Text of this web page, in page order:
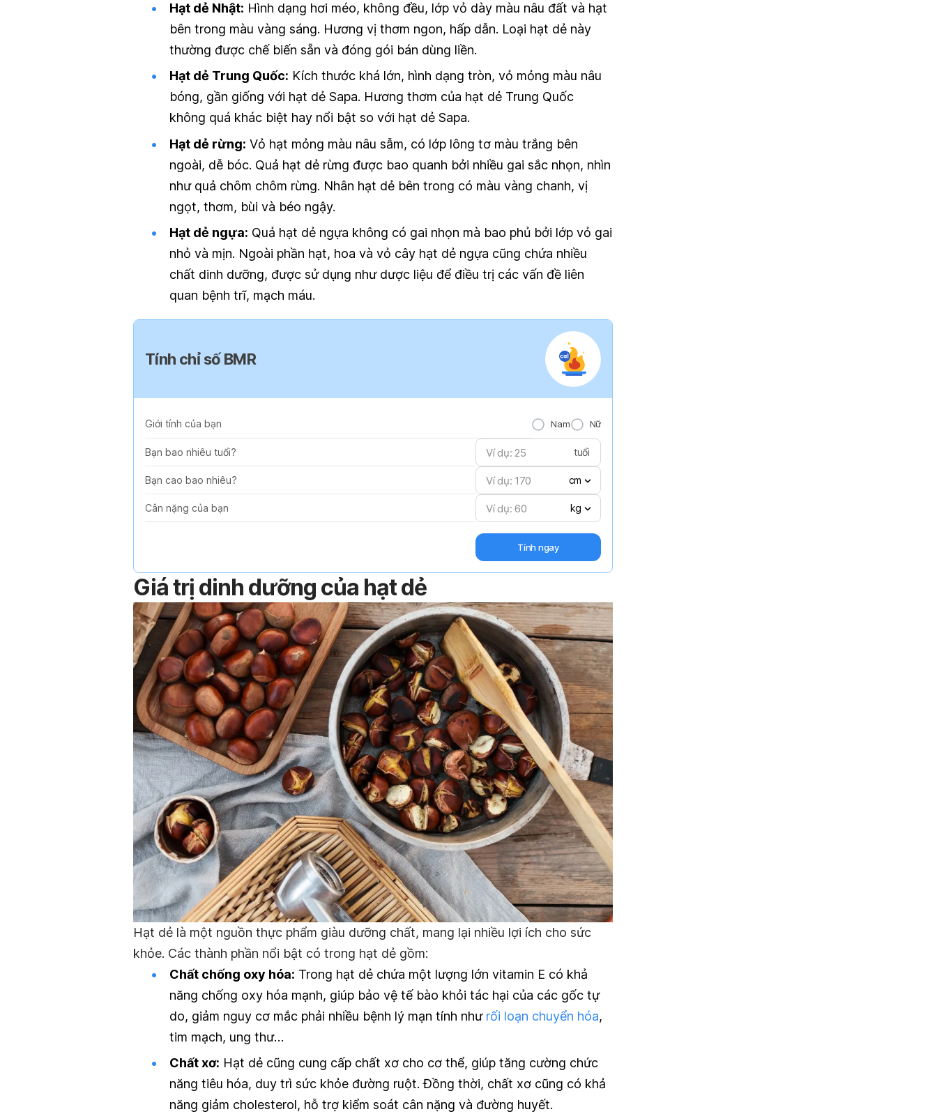
Hạt dẻ Nhật: Hình dạng hơi méo, không đều, lớp vỏ dày màu nâu đất và hạt
bên trong màu vàng sáng. Hương vị thơm ngon, hấp dẫn. Loại hạt dẻ này
thường được chế biến sẵn và đóng gói bán dùng liền.
Hạt dẻ Trung Quốc: Kích thước khá lớn, hình dạng tròn, vỏ mỏng màu nâu
bóng, gần giống với hạt dẻ Sapa. Hương thơm của hạt dẻ Trung Quốc
không quá khác biệt hay nổi bật so với hạt dẻ Sapa.
Hạt dẻ rừng: Vỏ hạt mỏng màu nâu sẫm, có lớp lông tơ màu trắng bên
ngoài, dễ bóc. Quả hạt dẻ rừng được bao quanh bởi nhiều gai sắc nhọn, nhìn
như quả chôm chôm rừng. Nhân hạt dẻ bên trong có màu vàng chanh, vị
ngọt, thơm, bùi và béo ngậy.
Hạt dẻ ngựa: Quả hạt dẻ ngựa không có gai nhọn mà bao phủ bởi lớp vỏ gai
nhỏ và mịn. Ngoài phần hạt, hoa và vỏ cây hạt dẻ ngựa cũng chứa nhiều
chất dinh dưỡng, được sử dụng như dược liệu để điều trị các vấn đề liên
quan bệnh trĩ, mạch máu.
Tính chỉ số BMR
Giới tính của bạn Nam Nữ
Bạn bao nhiêu tuổi? tuổi
Bạn cao bao nhiêu? cm
Cân nặng của bạn kg
Tính ngay
Giá trị dinh dưỡng của hạt dẻ
Hạt dẻ là một nguồn thực phẩm giàu dưỡng chất, mang lại nhiều lợi ích cho sức
khỏe. Các thành phần nổi bật có trong hạt dẻ gồm:
Chất chống oxy hóa: Trong hạt dẻ chứa một lượng lớn vitamin E có khả
năng chống oxy hóa mạnh, giúp bảo vệ tế bào khỏi tác hại của các gốc tự
do, giảm nguy cơ mắc phải nhiều bệnh lý mạn tính như rối loạn chuyển hóa,
tim mạch, ung thư…
Chất xơ: Hạt dẻ cũng cung cấp chất xơ cho cơ thể, giúp tăng cường chức
năng tiêu hóa, duy trì sức khỏe đường ruột. Đồng thời, chất xơ cũng có khả
năng giảm cholesterol, hỗ trợ kiểm soát cân nặng và đường huyết.